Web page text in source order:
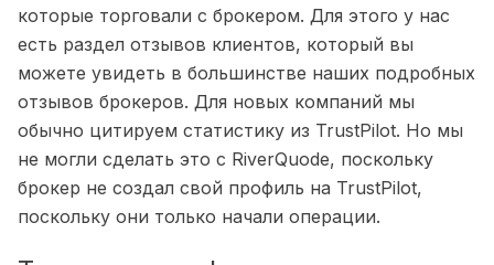
которые торговали с брокером. Для этого у нас
есть раздел отзывов клиентов, который вы
можете увидеть в большинстве наших подробных
отзывов брокеров. Для новых компаний мы
обычно цитируем статистику из TrustPilot. Но мы
не могли сделать это с RiverQuode, поскольку
брокер не создал свой профиль на TrustPilot,
поскольку они только начали операции.